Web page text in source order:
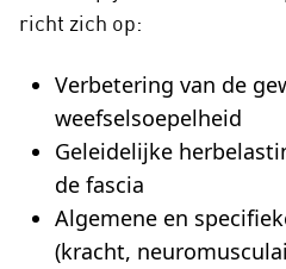
richt zich op:
Verbetering van de
weefselsoepelheid
Geleidelijke
de fascia
Algemene en
(kracht,